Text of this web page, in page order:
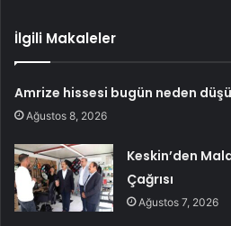
İlgili Makaleler
Amrize hissesi bugün neden
Ağustos 8, 2026
Keskin’den
Çağrısı
Ağustos 7, 2026